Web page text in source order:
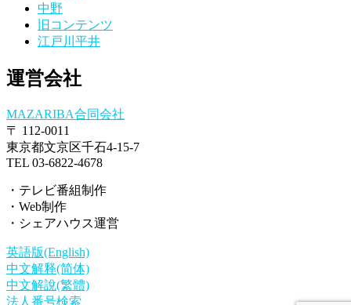
中野
旧コンテンツ
江戸川平井
運営会社
MAZARIBA合同会社
〒 112-0011
東京都文京区千石4-15-7
TEL 03-6822-4678
・テレビ番組制作
・Web制作
・シェアハウス運営
英語版(English)
中文解释(简体)
中文解說(繁體)
法人番号検索